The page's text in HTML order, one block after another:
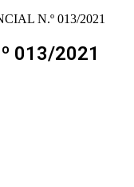
N.º 013/2021
013/2021